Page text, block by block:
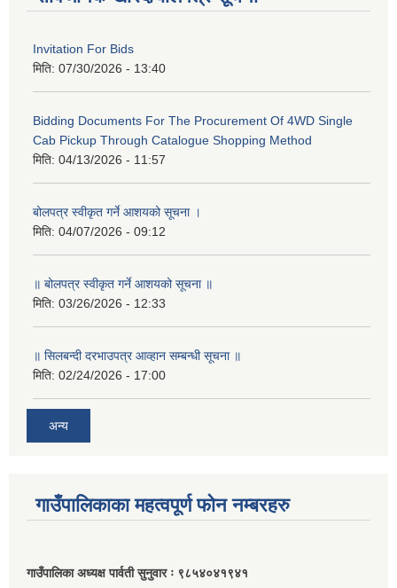
Invitation For Bids
मिति: 07/30/2026 - 13:40
Bidding Documents For The Procurement Of 4WD Single
Cab Pickup Through Catalogue Shopping Method
मिति: 04/13/2026 - 11:57
बोलपत्र स्वीकृत गर्ने आशयको सूचना ।
मिति: 04/07/2026 - 09:12
॥ बोलपत्र स्वीकृत गर्ने आशयको सूचना ॥
मिति: 03/26/2026 - 12:33
॥ सिलबन्दी दरभाउपत्र आव्हान सम्बन्धी सूचना ॥
मिति: 02/24/2026 - 17:00
अन्य
गाउँपालिकाका महत्वपूर्ण फोन नम्बरहरु
गाउँपालिका अध्यक्ष पार्वती सुनुवार ः ९८५४०४१९४१